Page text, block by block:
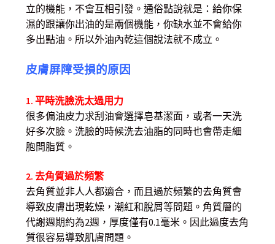
立的機能，不會互相引發。通俗點說就是：給你保
濕的跟讓你出油的是兩個機能，你缺水並不會給你
多出點油。所以外油內乾這個說法就不成立。
皮膚屏障受損的原因
1. 平時洗臉洗太過用力
很多偏油皮力求刮油會選擇皂基潔面，或者一天洗
好多次臉。洗臉的時候洗去油脂的同時也會帶走細
胞間脂質。
2. 去角質過於頻繁
去角質並非人人都適合，而且過於頻繁的去角質會
導致皮膚出現乾燥，潮紅和脫屑等問題。角質層的
代謝週期約為2週，厚度僅有0.1毫米。因此過度去角
質很容易導致肌膚問題。